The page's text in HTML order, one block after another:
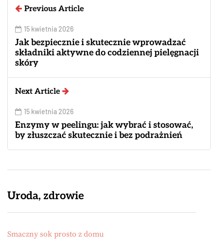
Previous Article
15 kwietnia 2026
Jak bezpiecznie i skutecznie wprowadzać
składniki aktywne do codziennej pielęgnacji
skóry
Next Article
15 kwietnia 2026
Enzymy w peelingu: jak wybrać i stosować,
by złuszczać skutecznie i bez podrażnień
Uroda, zdrowie
Smaczny sok prosto z domu